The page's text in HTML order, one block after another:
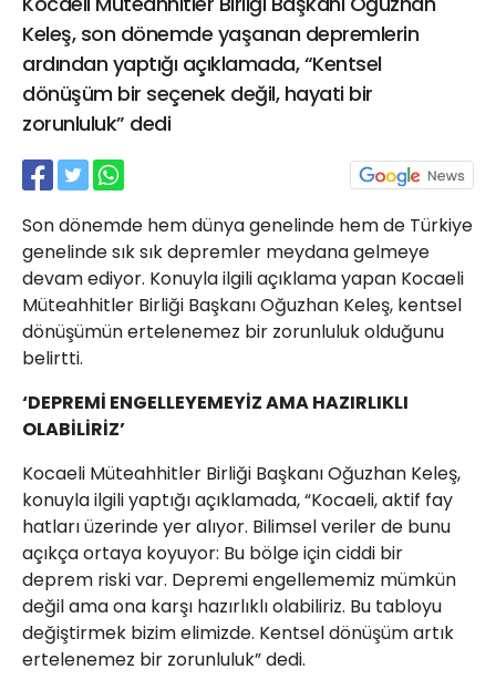
Keleş, son dönemde yaşanan depremlerin
ardından yaptığı açıklamada, “Kentsel
dönüşüm bir seçenek değil, hayati bir
zorunluluk” dedi
Son dönemde hem dünya genelinde hem de Türkiye
genelinde sık sık depremler meydana gelmeye
devam ediyor. Konuyla ilgili açıklama yapan Kocaeli
Müteahhitler Birliği Başkanı Oğuzhan Keleş, kentsel
dönüşümün ertelenemez bir zorunluluk olduğunu
belirtti.
‘DEPREMİ ENGELLEYEMEYİZ AMA HAZIRLIKLI
OLABİLİRİZ’
Kocaeli Müteahhitler Birliği Başkanı Oğuzhan Keleş,
konuyla ilgili yaptığı açıklamada, “Kocaeli, aktif fay
hatları üzerinde yer alıyor. Bilimsel veriler de bunu
açıkça ortaya koyuyor: Bu bölge için ciddi bir
deprem riski var. Depremi engellememiz mümkün
değil ama ona karşı hazırlıklı olabiliriz. Bu tabloyu
değiştirmek bizim elimizde. Kentsel dönüşüm artık
ertelenemez bir zorunluluk” dedi.
21 Gölcük
02624132333
haber@golcukpostasi.com